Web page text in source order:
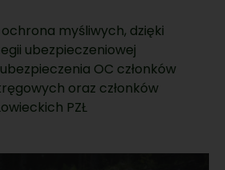
myśliwych, dzięki
ubezpieczeniowej
OC członków
oraz członków
PZŁ